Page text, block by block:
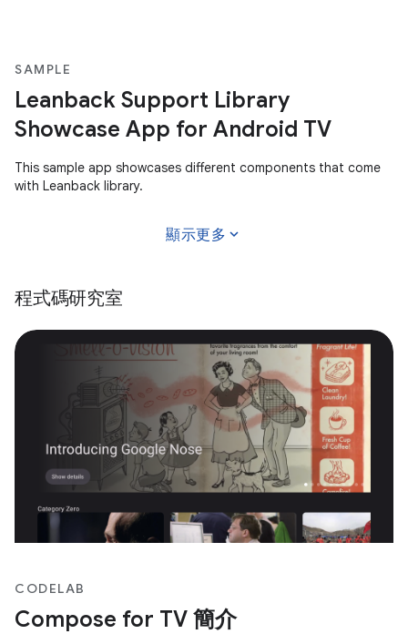
SAMPLE
Leanback Support Library
Showcase App for Android TV
This sample app showcases different components that come
with Leanback library.
顯示更多 expand_more
程式碼研究室
CODELAB
Compose for TV 簡介